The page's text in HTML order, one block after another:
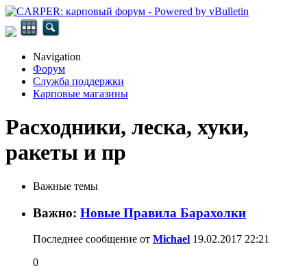
Navigation
Форум
Служба поддержки
Карповые магазины
Расходники, леска, хуки,
ракеты и пр
Важные темы
Важно: Новые Правила Барахолки
Последнее сообщение от Michael 19.02.2017 22:21
0